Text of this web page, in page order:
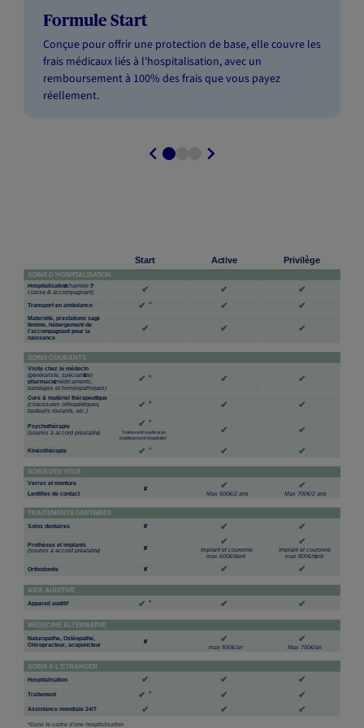
Formule Start
Conçue pour offrir une protection de base, elle couvre les
frais médicaux liés à l'hospitalisation, avec un
remboursement à 100% des frais que vous payez
réellement.